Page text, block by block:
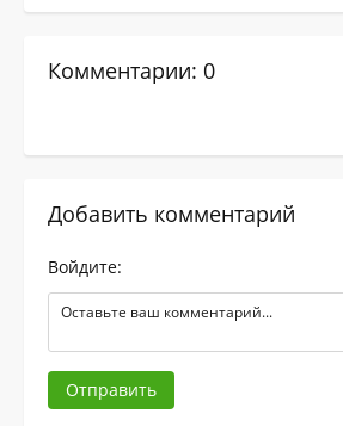
Комментарии: 0
Добавить комментарий
Войдите:
Отправить